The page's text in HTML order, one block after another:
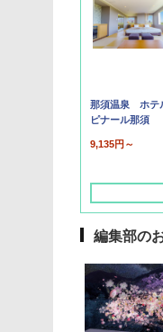
那須温泉 ホテ
ピナール那須
9,135円～
編集部の